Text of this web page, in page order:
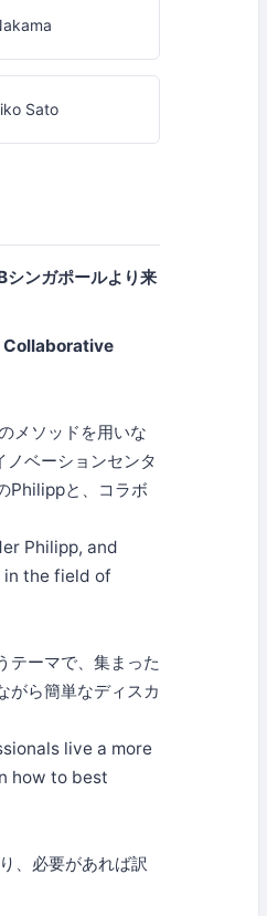
Sato
ンガポールより来
Collaborative
メソッドを用いな
ベーションセンタ
Philippと、コラボ
Philipp, and
in the field of
テーマで、集まった
がら簡単なディスカ
live a more
how to best
、必要があれば訳